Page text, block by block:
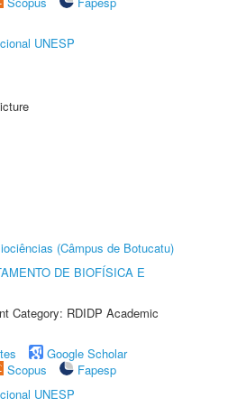
UNESP
(Câmpus de Botucatu)
DE BIOFÍSICA E
Category: RDIDP Academic
Google Scholar
Scopus
Fapesp
UNESP